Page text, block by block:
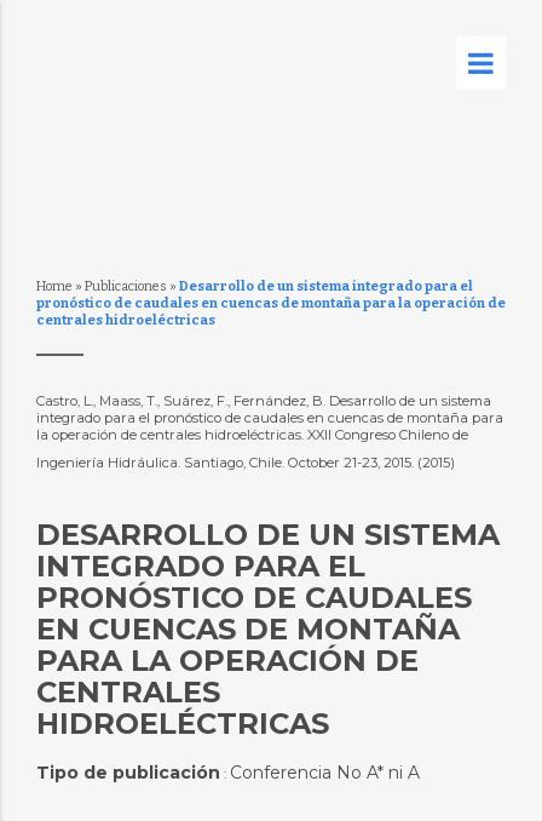
Home » Publicaciones » Desarrollo de un sistema integrado para el
pronóstico de caudales en cuencas de montaña para la operación de
centrales hidroeléctricas
Castro, L., Maass, T., Suárez, F., Fernández, B. Desarrollo de un sistema
integrado para el pronóstico de caudales en cuencas de montaña para
la operación de centrales hidroeléctricas. XXII Congreso Chileno de
Ingeniería Hidráulica. Santiago, Chile. October 21-23, 2015. (2015)
DESARROLLO DE UN SISTEMA
INTEGRADO PARA EL
PRONÓSTICO DE CAUDALES
EN CUENCAS DE MONTAÑA
PARA LA OPERACIÓN DE
CENTRALES
HIDROELÉCTRICAS
Tipo de publicación : Conferencia No A* ni A